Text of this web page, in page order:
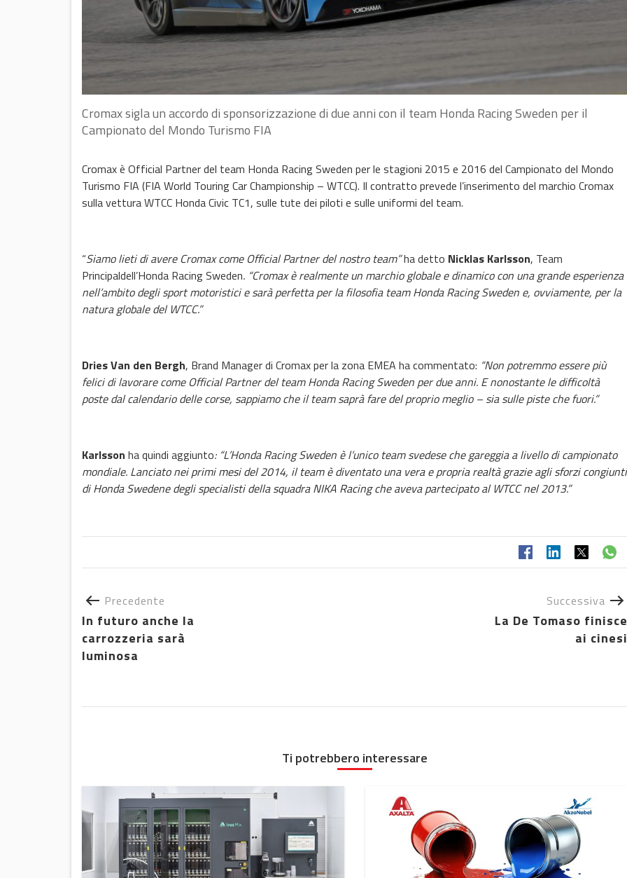
Cromax sigla un accordo di sponsorizzazione di due anni con il team Honda Racing Sweden per il
Campionato del Mondo Turismo FIA
Cromax è Official Partner del team Honda Racing Sweden per le stagioni 2015 e 2016 del Campionato del Mondo
Turismo FIA (FIA World Touring Car Championship – WTCC). Il contratto prevede l’inserimento del marchio Cromax
sulla vettura WTCC Honda Civic TC1, sulle tute dei piloti e sulle uniformi del team.
“Siamo lieti di avere Cromaxcome Official Partner del nostro team”ha detto Nicklas Karlsson, Team
Principaldell’Honda Racing Sweden. “Cromax è realmente un marchio globale e dinamico con una grande esperienza
nell’ambito degli sport motoristici e sarà perfetta per la filosofia team Honda Racing Sweden e, ovviamente, per la
natura globale del WTCC.”
Dries Van den Bergh, Brand Manager di Cromax per la zona EMEA ha commentato: “Non potremmo essere più
felici di lavorare come Official Partner del team Honda Racing Sweden per due anni. E nonostante le difficoltà
poste dal calendario delle corse, sappiamo che il team saprà fare del proprio meglio – sia sulle piste che fuori.”
Karlsson ha quindi aggiunto: “L’Honda Racing Sweden è l’unico team svedese che gareggia a livello di campionato
mondiale. Lanciato nei primi mesi del 2014, il team è diventato una vera e propria realtà grazie agli sforzi congiunti
di Honda Swedene degli specialisti della squadra NIKA Racing che aveva partecipato al WTCC nel 2013.”
Precedente
In futuro anche la
carrozzeria sarà
luminosa
Successiva
La De Tomaso finisce
ai cinesi
Ti potrebbero interessare